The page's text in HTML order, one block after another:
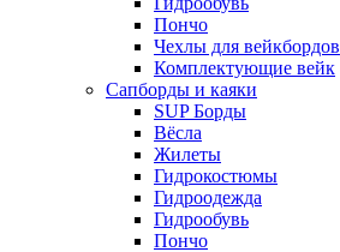
Пончо
Чехлы для вейкбордов
Комплектующие вейк
Сапборды и каяки
SUP Борды
Вёсла
Жилеты
Гидрокостюмы
Гидроодежда
Гидрообувь
Пончо